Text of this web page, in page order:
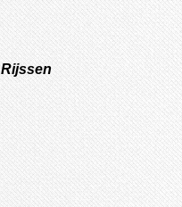
Rijssen